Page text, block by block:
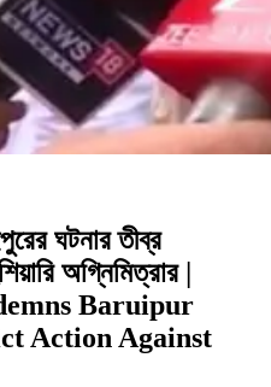
ঘটনার তীব্র
অগ্নিমিত্রার |
Baruipur
Action Against